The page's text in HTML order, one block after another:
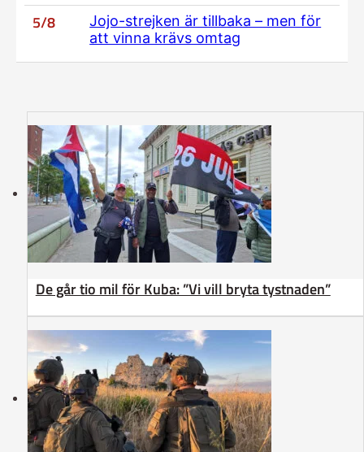
5/8
Jojo-strejken är tillbaka – men för
att vinna krävs omtag
De går tio mil för Kuba: ”Vi vill bryta tystnaden”